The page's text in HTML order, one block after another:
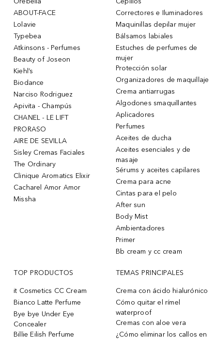
ABOUT-FACE
Lolavie
Typebea
Atkinsons - Perfumes
Beauty of Joseon
Kiehl’s
Biodance
Narciso Rodriguez
Apivita - Champús
CHANEL - LE LIFT
PRORASO
AIRE DE SEVILLA
Sisley Cremas Faciales
The Ordinary
Clinique Aromatics Elixir
Cacharel Amor Amor
Missha
Correctores e Iluminadores
Maquinillas depilar mujer
Bálsamos labiales
Estuches de perfumes de
mujer
Protección solar
Organizadores de maquillaje
Crema antiarrugas
Algodones smaquillantes
Aplicadores
Perfumes
Aceites de ducha
Aceites esenciales y de
masaje
Sérums y aceites capilares
Crema para acne
Cintas para el pelo
After sun
Body Mist
Ambientadores
Primer
Bb cream y cc cream
TOP PRODUCTOS
it Cosmetics CC Cream
Bianco Latte Perfume
Bye bye Under Eye
Concealer
Billie Eilish Perfume
TEMAS PRINCIPALES
Crema con ácido hialurónico
Cómo quitar el rímel
waterproof
Cremas con aloe vera
¿Cómo eliminar los callos en